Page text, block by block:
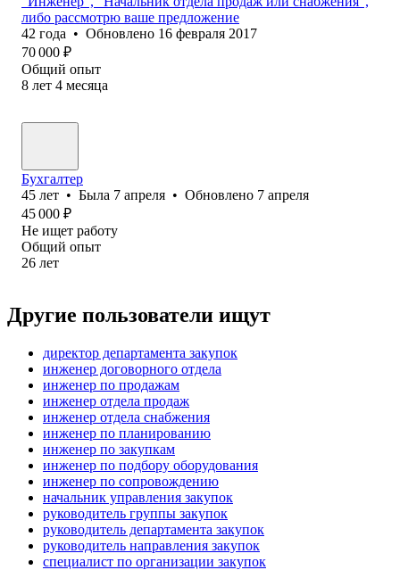
либо рассмотрю ваше предложение
42 года • Обновлено 16 февраля 2017
70 000 ₽
Общий опыт
8 лет 4 месяца
Бухгалтер
45 лет • Была 7 апреля • Обновлено 7 апреля
45 000 ₽
Не ищет работу
Общий опыт
26 лет
Другие пользователи ищут
директор департамента закупок
инженер договорного отдела
инженер по продажам
инженер отдела продаж
инженер отдела снабжения
инженер по планированию
инженер по закупкам
инженер по подбору оборудования
инженер по сопровождению
начальник управления закупок
руководитель группы закупок
руководитель департамента закупок
руководитель направления закупок
специалист по организации закупок